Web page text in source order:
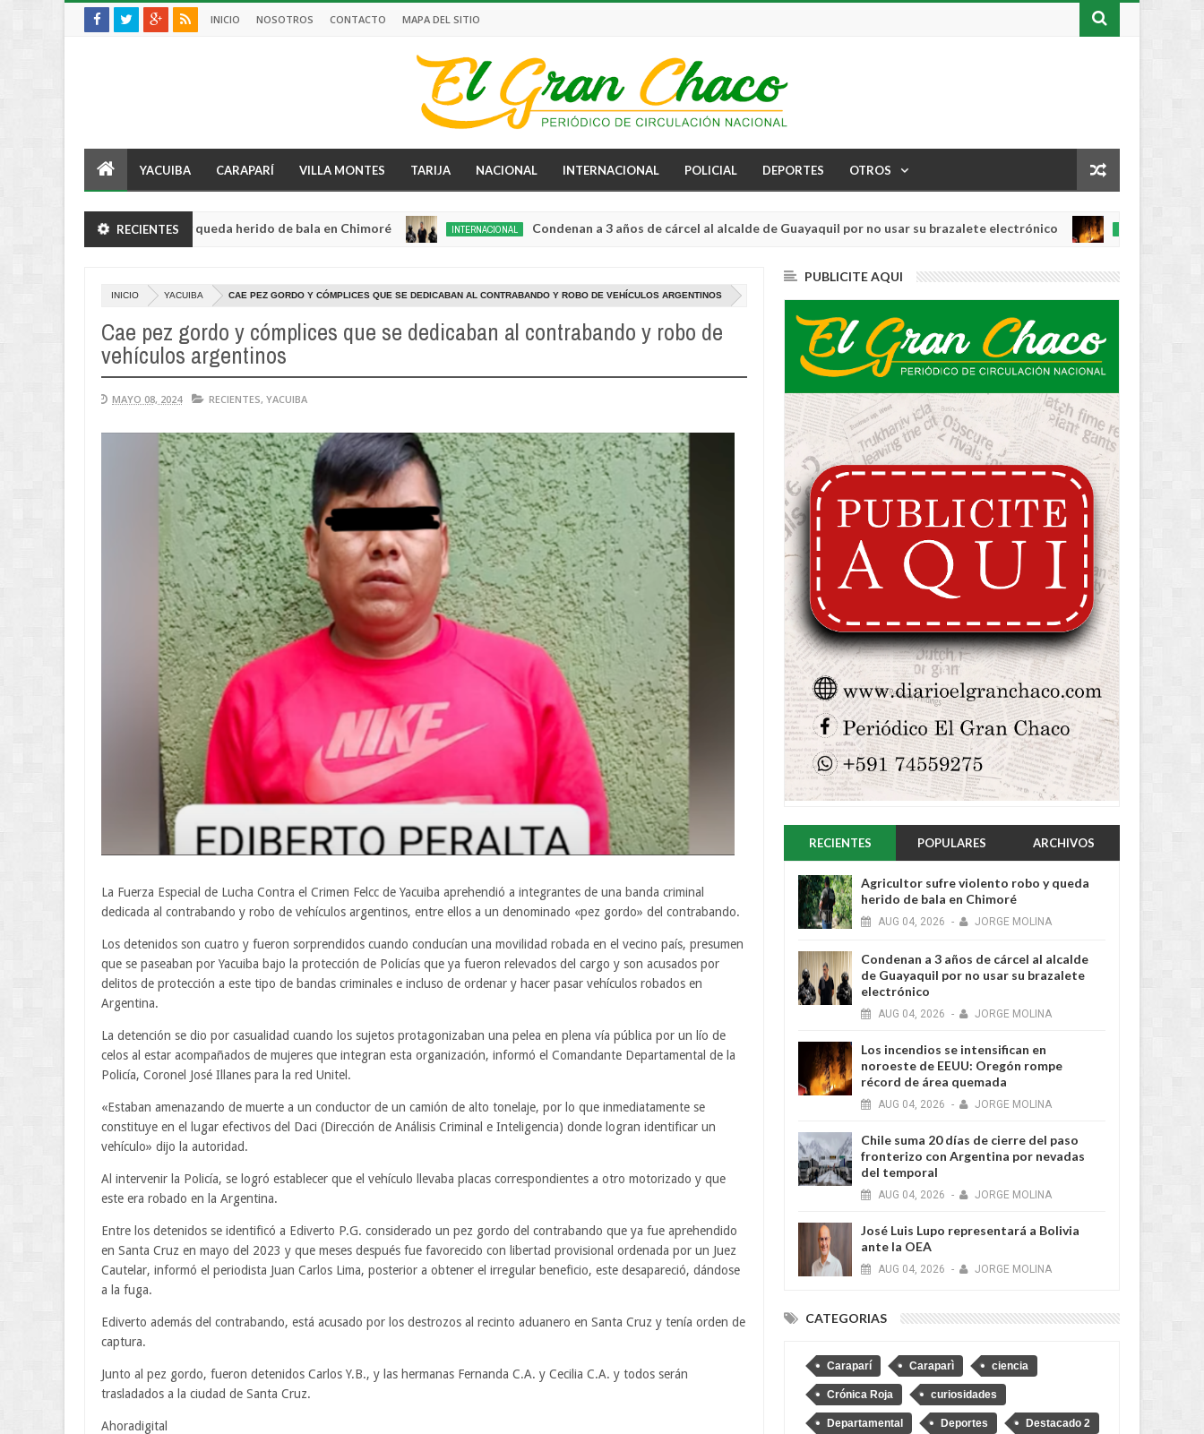
INICIO NOSOTROS CONTACTO MAPA DEL SITIO
YACUIBA CARAPARÍ VILLA MONTES TARIJA NACIONAL INTERNACIONAL POLICIAL DEPORTES OTROS
RECIENTES
sufre violento robo y queda herido de bala en Chimoré INTERNACIONAL Condenan a 3 años de cárcel al alcalde de Guayaquil por no usar su brazalete electrónico
20260
INTERNACIONAL
INICIO YACUIBA CAE PEZ GORDO Y CÓMPLICES QUE SE DEDICABAN AL CONTRABANDO Y ROBO DE VEHÍCULOS ARGENTINOS
Cae pez gordo y cómplices que se dedicaban al contrabando y robo de
vehículos argentinos
MAYO 08, 2024 RECIENTES, YACUIBA
La Fuerza Especial de Lucha Contra el Crimen Felcc de Yacuiba aprehendió a integrantes de una banda criminal
dedicada al contrabando y robo de vehículos argentinos, entre ellos a un denominado «pez gordo» del contrabando.
Los detenidos son cuatro y fueron sorprendidos cuando conducían una movilidad robada en el vecino país, presumen
que se paseaban por Yacuiba bajo la protección de Policías que ya fueron relevados del cargo y son acusados por
delitos de protección a este tipo de bandas criminales e incluso de ordenar y hacer pasar vehículos robados en
Argentina.
La detención se dio por casualidad cuando los sujetos protagonizaban una pelea en plena vía pública por un lío de
celos al estar acompañados de mujeres que integran esta organización, informó el Comandante Departamental de la
Policía, Coronel José Illanes para la red Unitel.
«Estaban amenazando de muerte a un conductor de un camión de alto tonelaje, por lo que inmediatamente se
constituye en el lugar efectivos del Daci (Dirección de Análisis Criminal e Inteligencia) donde logran identificar un
vehículo» dijo la autoridad.
Al intervenir la Policía, se logró establecer que el vehículo llevaba placas correspondientes a otro motorizado y que
este era robado en la Argentina.
Entre los detenidos se identificó a Ediverto P.G. considerado un pez gordo del contrabando que ya fue aprehendido
en Santa Cruz en mayo del 2023 y que meses después fue favorecido con libertad provisional ordenada por un Juez
Cautelar, informó el periodista Juan Carlos Lima, posterior a obtener el irregular beneficio, este desapareció, dándose
a la fuga.
Ediverto además del contrabando, está acusado por los destrozos al recinto aduanero en Santa Cruz y tenía orden de
captura.
Junto al pez gordo, fueron detenidos Carlos Y.B., y las hermanas Fernanda C.A. y Cecilia C.A. y todos serán
trasladados a la ciudad de Santa Cruz.
Ahoradigital
PUBLICITE AQUI
RECIENTES POPULARES ARCHIVOS
Agricultor sufre violento robo y queda
herido de bala en Chimoré
AUG 04, 2026 - JORGE MOLINA
Condenan a 3 años de cárcel al alcalde
de Guayaquil por no usar su brazalete
electrónico
AUG 04, 2026 - JORGE MOLINA
Los incendios se intensifican en
noroeste de EEUU: Oregón rompe
récord de área quemada
AUG 04, 2026 - JORGE MOLINA
Chile suma 20 días de cierre del paso
fronterizo con Argentina por nevadas
del temporal
AUG 04, 2026 - JORGE MOLINA
José Luis Lupo representará a Bolivia
ante la OEA
AUG 04, 2026 - JORGE MOLINA
CATEGORIAS
Caraparí Caraparì ciencia
Crónica Roja curiosidades
Departamental Deportes Destacado 2